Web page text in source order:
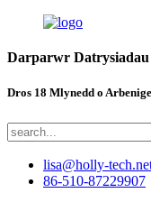
Darparwr
Dros 18 Mlynedd o
lisa@holly-
86-510-87229907